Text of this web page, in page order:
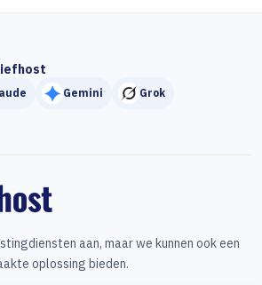
Gemini Grok
aan, maar we kunnen ook een
oplossing bieden.